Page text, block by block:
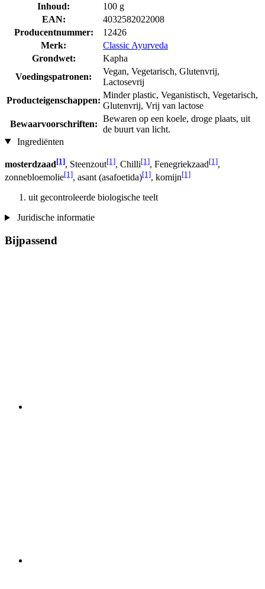
Inhoud:
100 g
EAN:
4032582022008
Producentnummer:
12426
Merk:
Classic Ayurveda
Grondwet:
Kapha
Voedingspatronen:
Vegan, Vegetarisch, Glutenvrij,
Lactosevrij
Producteigenschappen:
Minder plastic, Veganistisch, Vegetarisch,
Glutenvrij, Vrij van lactose
Bewaarvoorschriften:
Bewaren op een koele, droge plaats, uit
de buurt van licht.
Ingrediënten
mosterdzaad[1], Steenzout[1], Chilli[1], Fenegriekzaad[1],
zonnebloemolie[1], asant (asafoetida)[1], komijn[1]
uit gecontroleerde biologische teelt
Juridische informatie
Bijpassend